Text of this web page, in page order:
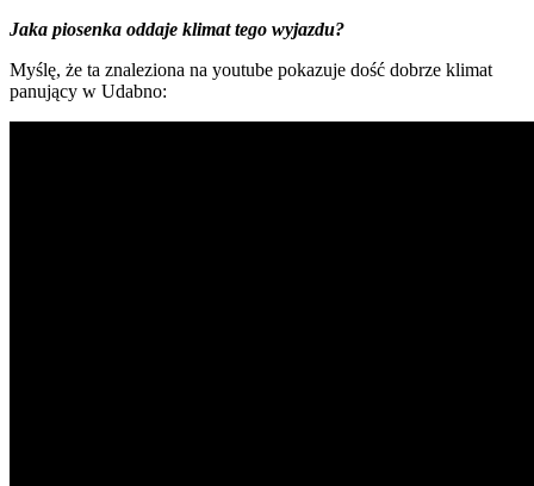
Jaka piosenka oddaje klimat tego wyjazdu?
Myślę, że ta znaleziona na youtube pokazuje dość dobrze klimat
panujący w Udabno: